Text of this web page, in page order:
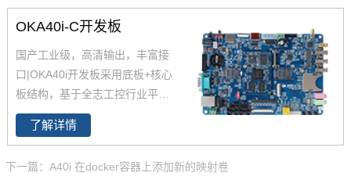
能低功耗超高性能CPU主芯片。
飞凌嵌入式深度研究全志A40i芯
A40i工控板、 A40i开发板。
OKA40i-C开发板
国产工业级，高清输出，丰富接
口|OKA40i开发板采用底板+核心
板结构，基于全志工控行业平台
级处理器四核Cortex-A7 A40i设
计，主频1.2GHz，集成MAli400
3L，存储8GB eMMC。全志A40
了解详情
下一篇：A40i 在docker容器上添加新的映射卷